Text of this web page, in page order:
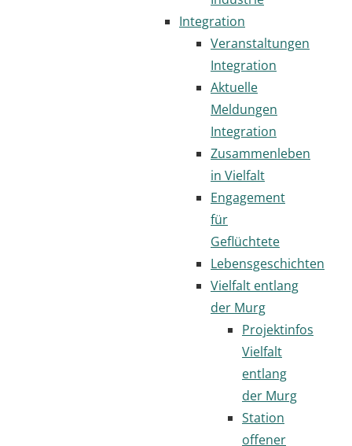
Integration
Veranstaltungen
Integration
Aktuelle
Meldungen
Integration
Zusammenleben
in Vielfalt
Engagement
für
Geflüchtete
Lebensgeschichten
Vielfalt entlang
der Murg
Projektinfos
Vielfalt
entlang
der Murg
Station
offener